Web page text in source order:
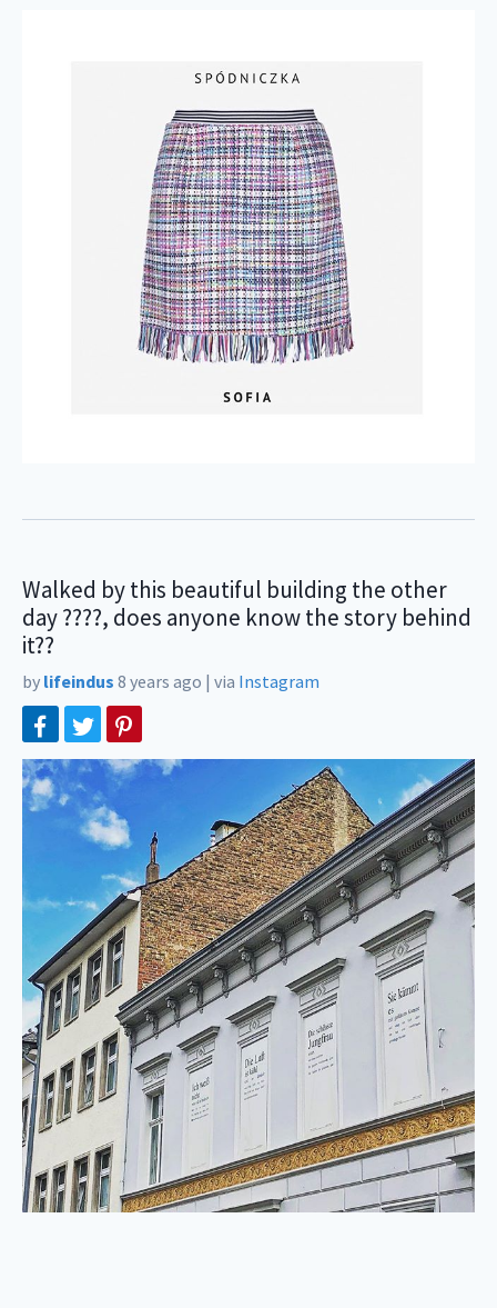
Walked by this beautiful building the other
day ????, does anyone know the story behind
it??
by lifeindus 8 years ago | via Instagram